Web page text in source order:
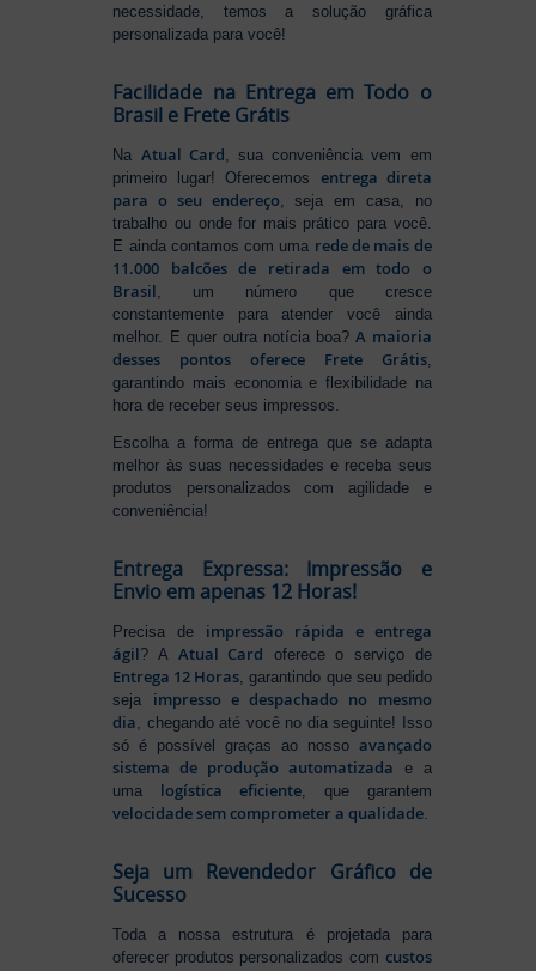
necessidade, temos a solução gráfica
personalizada para você!
Facilidade na Entrega em Todo o
Brasil e Frete Grátis
Na Atual Card , sua conveniência vem em
primeiro lugar! Oferecemos entrega direta
para o seu endereço , seja em casa, no
trabalho ou onde for mais prático para você.
E ainda contamos com uma rede de mais de
11.000 balcões de retirada em todo o
Brasil , um número que cresce
constantemente para atender você ainda
melhor. E quer outra notícia boa?A maioria
desses pontos oferece Frete Grátis,
garantindo mais economia e flexibilidade na
hora de receber seus impressos.
Escolha a forma de entrega que se adapta
melhor às suas necessidades e receba seus
produtos personalizados com agilidade e
conveniência!
Entrega Expressa: Impressão e
Envio em apenas 12 Horas!
Precisa de impressão rápida e entrega
ágil? A Atual Card oferece o serviço de
Entrega 12 Horas, garantindo que seu pedido
seja impresso e despachado no mesmo
dia, chegando até você no dia seguinte! Isso
só é possível graças ao nosso avançado
sistema de produção automatizada e a
uma logística eficiente, que garantem
velocidade sem comprometer a qualidade.
Seja um Revendedor Gráfico de
Sucesso
Toda a nossa estrutura é projetada para
oferecer produtos personalizados com custos